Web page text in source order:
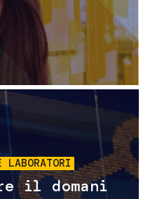
LABORATORI
il domani